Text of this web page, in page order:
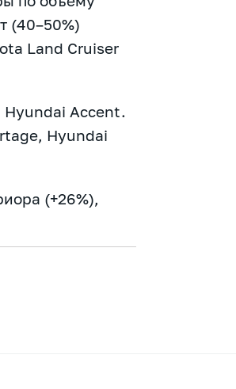
(40–50%)
Land Cruiser
Accent.
Hyundai
(+26%),